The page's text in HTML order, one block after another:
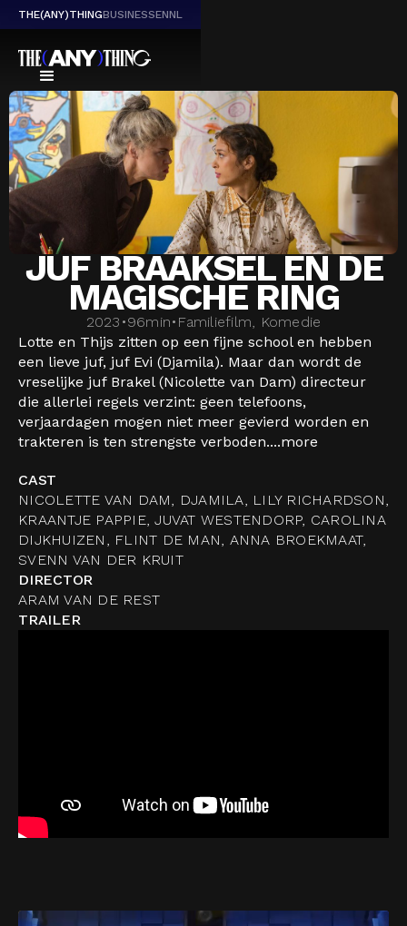
THE(ANY)THINGBUSINESSENNL
JUF BRAAKSEL EN DE
MAGISCHE RING
2023 •96min• Familiefilm, Komedie
Lotte en Thijs zitten op een fijne school en hebben
een lieve juf, juf Evi (Djamila). Maar dan wordt de
vreselijke juf Brakel (Nicolette van Dam) directeur
die allerlei regels verzint: geen telefoons,
verjaardagen mogen niet meer gevierd worden en
trakteren is ten strengste verboden....more
CAST
NICOLETTE VAN DAM, DJAMILA, LILY RICHARDSON,
KRAANTJE PAPPIE, JUVAT WESTENDORP, CAROLINA
DIJKHUIZEN, FLINT DE MAN, ANNA BROEKMAAT,
SVENN VAN DER KRUIT
DIRECTOR
ARAM VAN DE REST
TRAILER